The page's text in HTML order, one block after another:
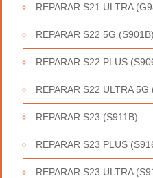
REPARAR S21 ULTRA
REPARAR S22 5G (S901B)
REPARAR S22 PLUS
REPARAR S22 ULTRA 5G
REPARAR S23 (S911B)
REPARAR S23 PLUS
REPARAR S23 ULTRA